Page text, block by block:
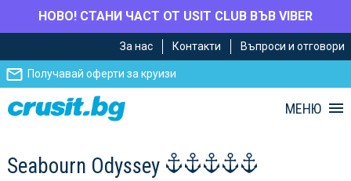
НОВО! СТАНИ ЧАСТ ОТ USIT CLUB ВЪВ VIBER
главното
съдържание
Навигацията
За нас Контакти Въпроси и отговори
Получавай оферти за круизи
МЕНЮ
Seabourn Odyssey